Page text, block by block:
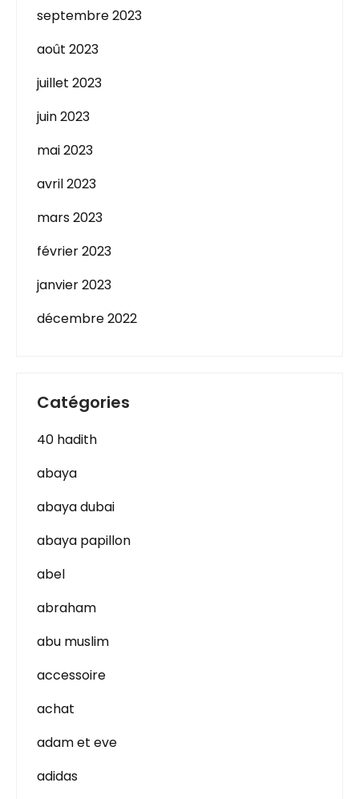
septembre 2023
août 2023
juillet 2023
juin 2023
mai 2023
avril 2023
mars 2023
février 2023
janvier 2023
décembre 2022
Catégories
40 hadith
abaya
abaya dubai
abaya papillon
abel
abraham
abu muslim
accessoire
achat
adam et eve
adidas